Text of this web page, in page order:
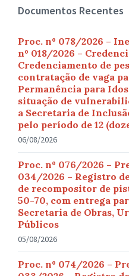
Documentos Recentes
Proc. nº 078/2026 –
nº 018/2026 –
Credenciamento de
contratação de vaga
Permanência para
situação de
a Secretaria de
pelo período de 12
06/08/2026
Proc. nº 076/2026 –
034/2026 – Registro
de recompositor de
50-70, com entrega
Secretaria de Obras,
Públicos
05/08/2026
Proc. nº 074/2026 –